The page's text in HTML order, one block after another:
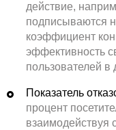
действие,
подписываются
коэффициент
эффективность
пользователей в
Показатель
процент
взаимодействуя